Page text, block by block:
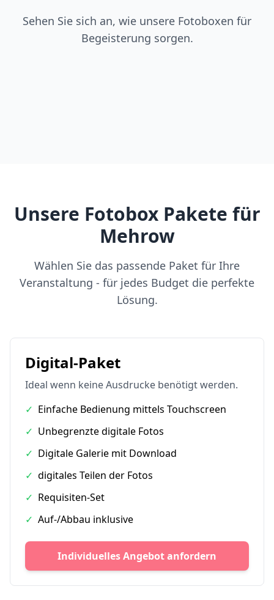
Sehen Sie sich an, wie unsere Fotoboxen für
Begeisterung sorgen.
Unsere Fotobox Pakete für
Mehrow
Wählen Sie das passende Paket für Ihre
Veranstaltung - für jedes Budget die perfekte
Lösung.
Digital-Paket
Ideal wenn keine Ausdrucke benötigt werden.
✓ Einfache Bedienung mittels Touchscreen
✓ Unbegrenzte digitale Fotos
✓ Digitale Galerie mit Download
✓ digitales Teilen der Fotos
✓ Requisiten-Set
✓ Auf-/Abbau inklusive
Individuelles Angebot anfordern